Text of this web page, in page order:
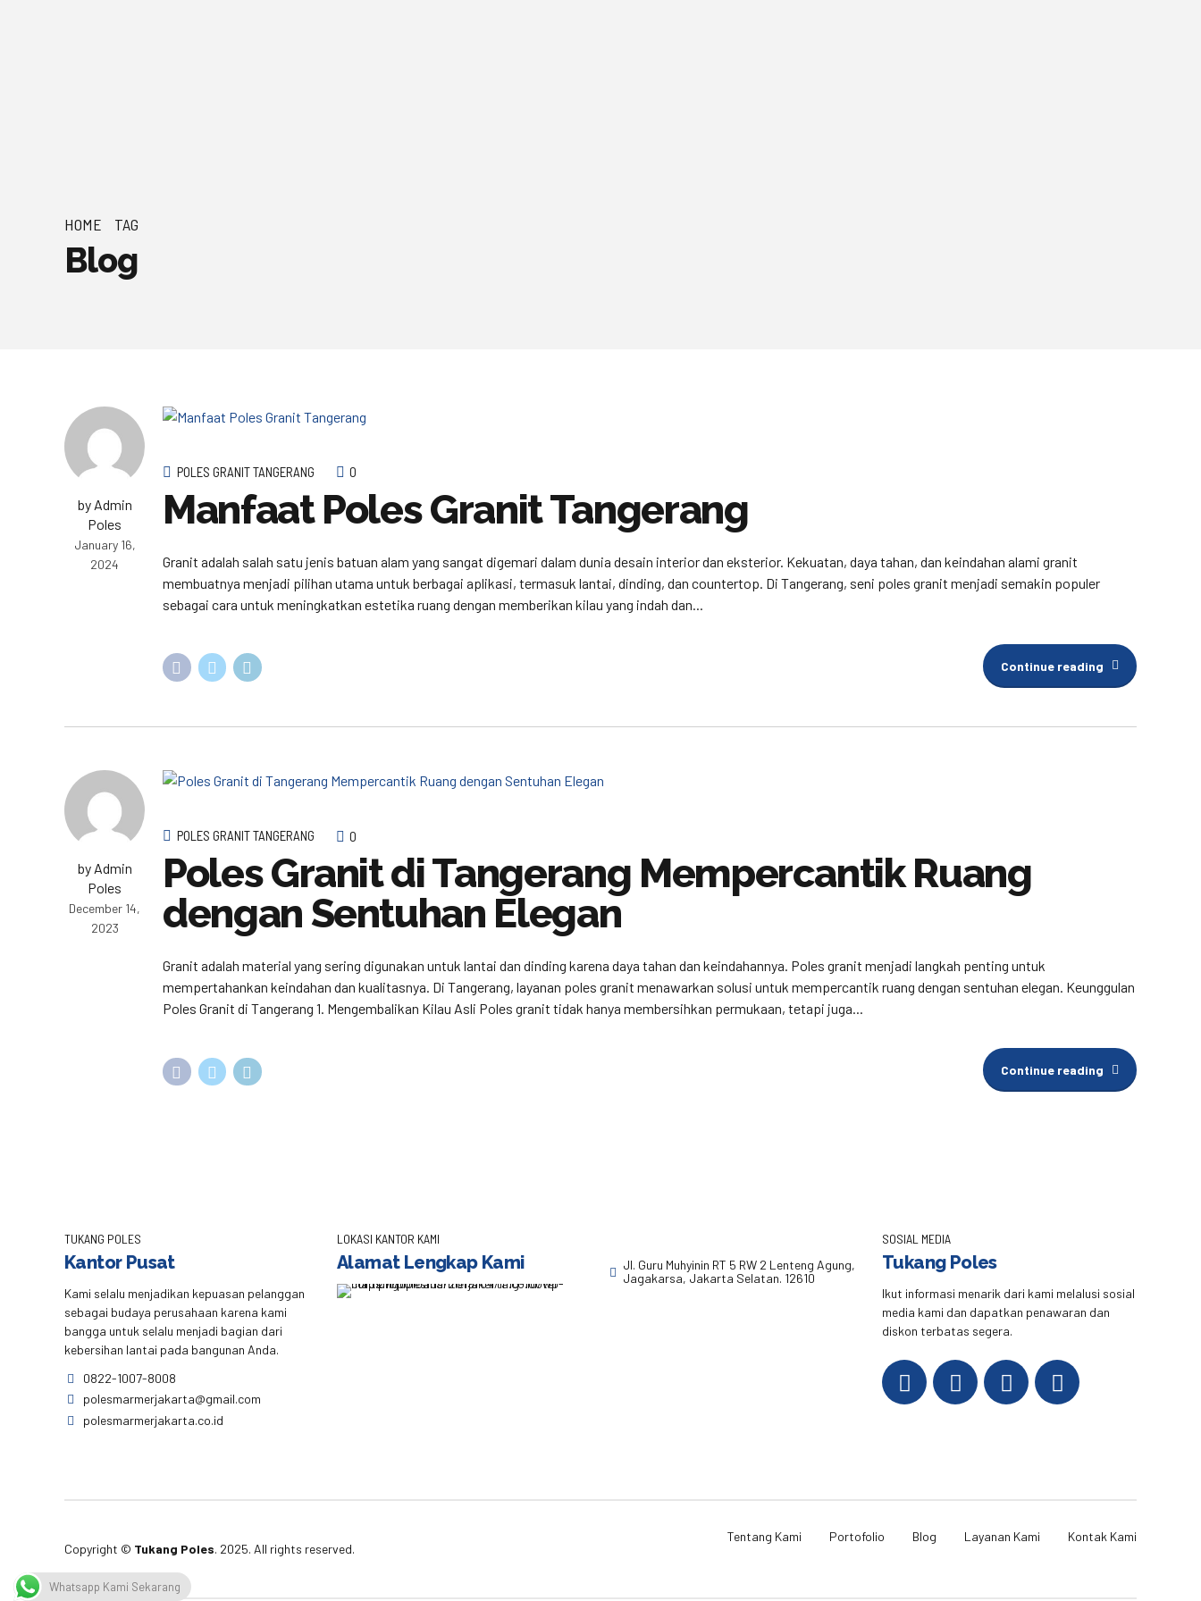
HOME TAG
Blog
by Admin
Poles
January 16,
2024
POLES GRANIT TANGERANG 0
Manfaat Poles Granit Tangerang
Granit adalah salah satu jenis batuan alam yang sangat digemari dalam dunia desain interior dan eksterior. Kekuatan, daya tahan, dan keindahan alami granit
membuatnya menjadi pilihan utama untuk berbagai aplikasi, termasuk lantai, dinding, dan countertop. Di Tangerang, seni poles granit menjadi semakin populer
sebagai cara untuk meningkatkan estetika ruang dengan memberikan kilau yang indah dan...
Continue reading
by Admin
Poles
December 14,
2023
POLES GRANIT TANGERANG 0
Poles Granit di Tangerang Mempercantik Ruang
dengan Sentuhan Elegan
Granit adalah material yang sering digunakan untuk lantai dan dinding karena daya tahan dan keindahannya. Poles granit menjadi langkah penting untuk
mempertahankan keindahan dan kualitasnya. Di Tangerang, layanan poles granit menawarkan solusi untuk mempercantik ruang dengan sentuhan elegan. Keunggulan
Poles Granit di Tangerang 1. Mengembalikan Kilau Asli Poles granit tidak hanya membersihkan permukaan, tetapi juga...
Continue reading
TUKANG POLES
Kantor Pusat
Kami selalu menjadikan kepuasan pelanggan
sebagai budaya perusahaan karena kami
bangga untuk selalu menjadi bagian dari
kebersihan lantai pada bangunan Anda.
0822-1007-8008
polesmarmerjakarta@gmail.com
polesmarmerjakarta.co.id
LOKASI KANTOR KAMI
Alamat Lengkap Kami
Jl. Guru Muhyinin RT 5 RW 2 Lenteng Agung,
Jagakarsa, Jakarta Selatan. 12610
SOSIAL MEDIA
Tukang Poles
Ikut informasi menarik dari kami melalusi sosial
media kami dan dapatkan penawaran dan
diskon terbatas segera.
Copyright © Tukang Poles. 2025. All rights reserved.
Tentang Kami Portofolio Blog Layanan Kami Kontak Kami
Whatsapp Kami Sekarang